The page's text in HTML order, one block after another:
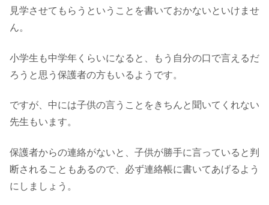
見学させてもらうということを書いておかないといけませ
ん。
小学生も中学年くらいになると、もう自分の口で言えるだ
ろうと思う保護者の方もいるようです。
ですが、中には子供の言うことをきちんと聞いてくれない
先生もいます。
保護者からの連絡がないと、子供が勝手に言っていると判
断されることもあるので、必ず連絡帳に書いてあげるよう
にしましょう。